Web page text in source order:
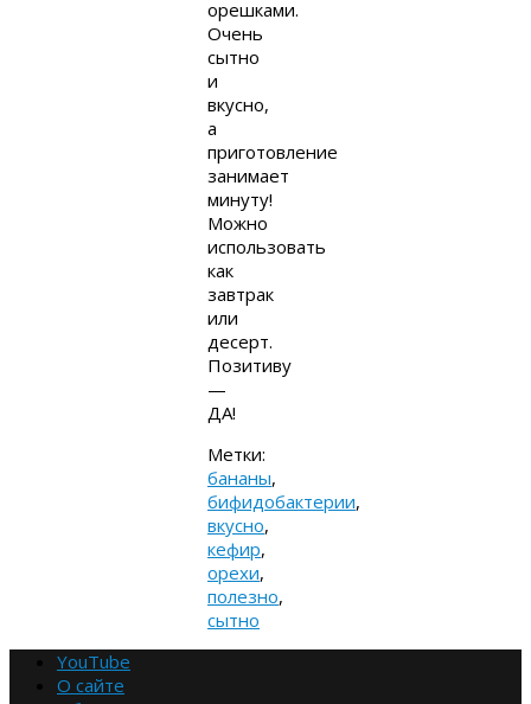
орешками.
Очень
сытно
и
вкусно,
а
приготовление
занимает
минуту!
Можно
использовать
как
завтрак
или
десерт.
Позитиву
—
ДА!
Метки:
бананы,
бифидобактерии,
вкусно,
кефир,
орехи,
полезно,
сытно
YouTube
О сайте